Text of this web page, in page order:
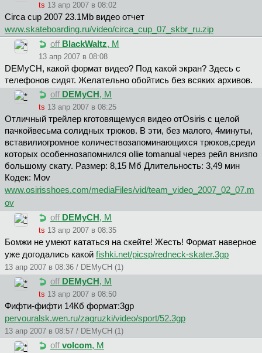
ts 13 апр 2007 в 08:02
Circa cup 2007 23.1Mb видео отчет
www.skateboarding.ru/video/circa_cup_07_skbr_ru.zip
off BlackWaltz, М
13 апр 2007 в 08:08
DEMyCH, какой формат видео? Под какой экран? Здесь с
телефонов сидят. Желательно обойтись без всяких архивов.
off DEMyCH , М
ts 13 апр 2007 в 08:25
Отличный трейлер кготовящемуся видео отOsiris с целой
пачкойвесьма солидных трюков. В эти, без малого, 4минуты,
вставилиогромное количествозапоминающихся трюков,среди
которых особеннозапомнился ollie tomanual через рейл внизпо
большому скату. Размер: 8,15 Мб Длительность: 3,49 мин
Кодек: Mov
www.osirisshoes.com/mediaFiles/vid/team_video_2007_02_07.m
ov
off DEMyCH , М
ts 13 апр 2007 в 08:35
Бомжи не умеют кататься на скейте! Жесть! Формат наверное
уже догодались какой fishki.net/picsp/redneck-skater.3gp
13 апр 2007 в 08:36 / DEMyCH (1)
off DEMyCH , М
ts 13 апр 2007 в 08:50
Фифти-фифти 14Кб формат:3gp
pervouralsk.wen.ru/zagruzki/video/sport/52.3gp
13 апр 2007 в 08:57 / DEMyCH (1)
off volcom, М